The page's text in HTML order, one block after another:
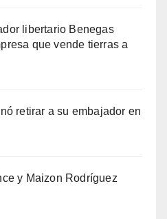
libertario Benegas
que vende tierras a
retirar a su embajador en
y Maizon Rodríguez